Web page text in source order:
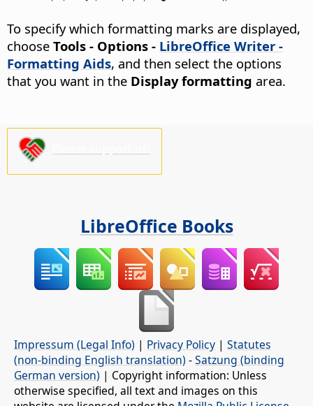
To specify which formatting marks are displayed,
choose Tools - Options - LibreOffice Writer -
Formatting Aids, and then select the options
that you want in the Display formatting area.
LibreOffice Books
Impressum (Legal Info) | Privacy Policy | Statutes
(non-binding English translation) -Satzung (binding
German version) | Copyright information: Unless
otherwise specified, all text and images on this